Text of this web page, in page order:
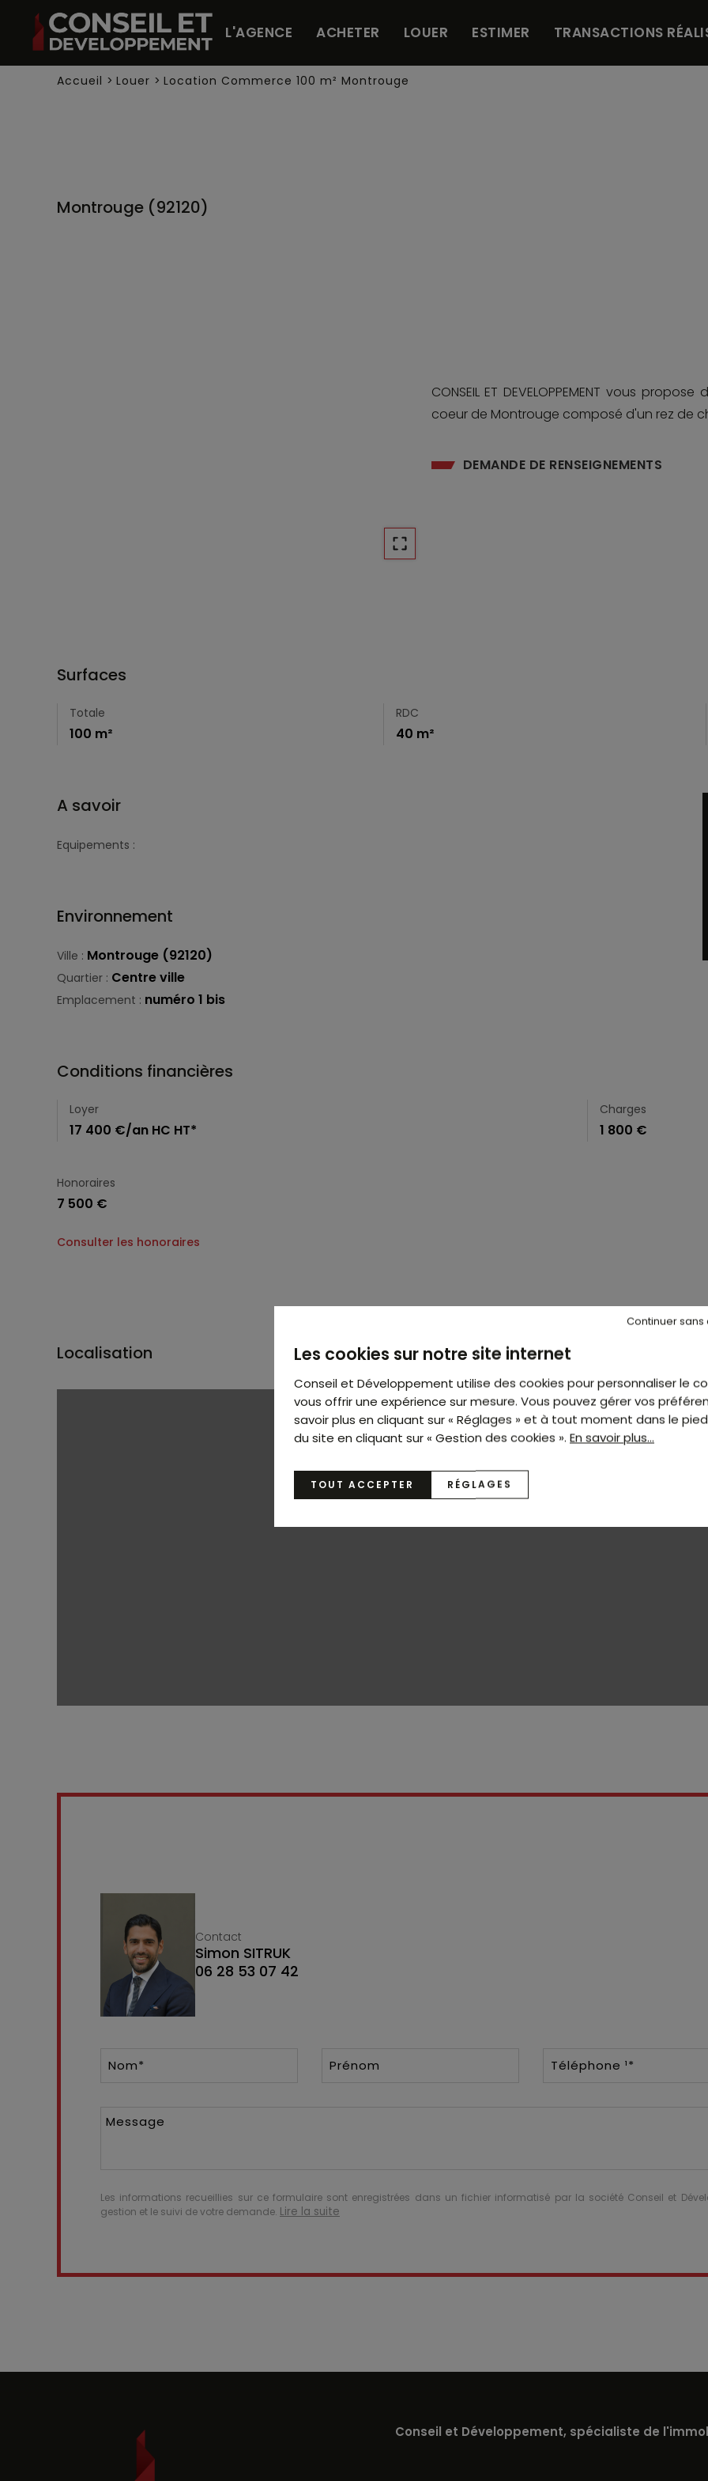
L'AGENCE ACHETER LOUER ESTIMER TRANSACTIONS
Accueil > Louer > Location Commerce 100 m² Montrouge
Montrouge (92120)
CONSEIL ET DEVELOPPEMENT vous
coeur de Montrouge composé d'un rez de
DEMANDE DE RENSEIGNEMENTS
Surfaces
Totale
100 m²
RDC
40 m²
A savoir
Equipements :
Environnement
Ville : Montrouge (92120)
Quartier : Centre ville
Emplacement : numéro 1 bis
Conditions financières
Loyer
17 400 €/an HC HT*
Charges
1 800 €
Honoraires
7 500 €
Consulter les honoraires
Localisation
Contact
Simon SITRUK
06 28 53 07 42
Nom* Prénom Téléphone ¹*
Message
Les informations recueillies sur ce formulaire sont enregistrées dans un fichier informatisé par la société Conseil et
gestion et le suivi de votre demande. Lire la suite
Conseil et Développement, spécialiste de
Les cookies sur notre site internet
Conseil et Développement utilise des cookies pour personnaliser le
vous offrir une expérience sur mesure. Vous pouvez gérer vos
savoir plus en cliquant sur « Réglages » et à tout moment dans le
du site en cliquant sur « Gestion des cookies ». En savoir plus...
TOUT ACCEPTER RÉGLAGES
Continuer